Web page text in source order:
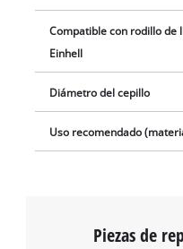
Compatible con rodillo de
Einhell
Diámetro del cepillo
Uso recomendado
Piezas de